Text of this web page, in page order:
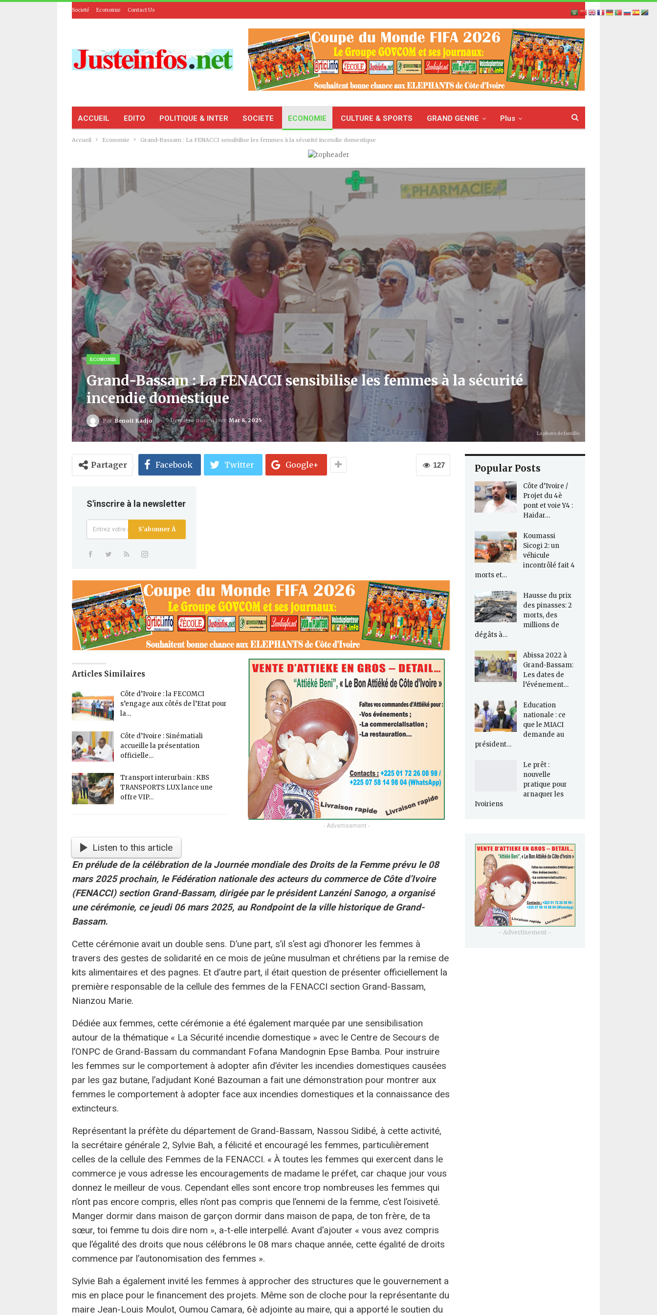
Societé Economie Contact Us
ACCUEIL EDITO POLITIQUE & INTER SOCIETE ECONOMIE CULTURE & SPORTS GRAND GENRE Plus
Accueil Economie Grand-Bassam : La FENACCI sensibilise les femmes à la sécurité incendie domestique
ECONOMIE
Grand-Bassam : La FENACCI sensibilise les femmes à la sécurité
incendie domestique
Par Benoit Kadjo Dernière mise à jour Mar 8, 2025
La photo de famille.
127
Partager Facebook Twitter Google+
S'inscrire à la newsletter
S'abonner À
Articles Similaires
Côte d’Ivoire : la FECOMCI
s’engage aux côtés de l’Etat pour
la…
Côte d’Ivoire : Sinématiali
accueille la présentation
officielle…
Transport interurbain : KBS
TRANSPORTS LUX lance une
offre VIP…
- Advertisement -
Listen to this article
En prélude de la célébration de la Journée mondiale des Droits de la Femme prévu le 08
mars 2025 prochain, le Fédération nationale des acteurs du commerce de Côte d’Ivoire
(FENACCI) section Grand-Bassam, dirigée par le président Lanzéni Sanogo, a organisé
une cérémonie, ce jeudi 06 mars 2025, au Rondpoint de la ville historique de Grand-
Bassam.
Cette cérémonie avait un double sens. D’une part, s’il s’est agi d’honorer les femmes à
travers des gestes de solidarité en ce mois de jeûne musulman et chrétiens par la remise de
kits alimentaires et des pagnes. Et d’autre part, il était question de présenter officiellement la
première responsable de la cellule des femmes de la FENACCI section Grand-Bassam,
Nianzou Marie.
Dédiée aux femmes, cette cérémonie a été également marquée par une sensibilisation
autour de la thématique « La Sécurité incendie domestique » avec le Centre de Secours de
l’ONPC de Grand-Bassam du commandant Fofana Mandognin Epse Bamba. Pour instruire
les femmes sur le comportement à adopter afin d’éviter les incendies domestiques causées
par les gaz butane, l’adjudant Koné Bazouman a fait une démonstration pour montrer aux
femmes le comportement à adopter face aux incendies domestiques et la connaissance des
extincteurs.
Représentant la préfète du département de Grand-Bassam, Nassou Sidibé, à cette activité,
la secrétaire générale 2, Sylvie Bah, a félicité et encouragé les femmes, particulièrement
celles de la cellule des Femmes de la FENACCI. « À toutes les femmes qui exercent dans le
commerce je vous adresse les encouragements de madame le préfet, car chaque jour vous
donnez le meilleur de vous. Cependant elles sont encore trop nombreuses les femmes qui
n’ont pas encore compris, elles n’ont pas compris que l’ennemi de la femme, c’est l’oisiveté.
Manger dormir dans maison de garçon dormir dans maison de papa, de ton frère, de ta
sœur, toi femme tu dois dire nom », a-t-elle interpellé. Avant d’ajouter « vous avez compris
que l’égalité des droits que nous célébrons le 08 mars chaque année, cette égalité de droits
commence par l’autonomisation des femmes ».
Sylvie Bah a également invité les femmes à approcher des structures que le gouvernement a
mis en place pour le financement des projets. Même son de cloche pour la représentante du
maire Jean-Louis Moulot, Oumou Camara, 6è adjointe au maire, qui a apporté le soutien du
Popular Posts
Côte d’Ivoire /
Projet du 4è
pont et voie Y4 :
Haidar…
Koumassi
Sicogi 2: un
véhicule
incontrôlé fait 4
morts et…
Hausse du prix
des pinasses: 2
morts, des
millions de
dégâts à…
Abissa 2022 à
Grand-Bassam:
Les dates de
l’événement…
Education
nationale : ce
que le MIACI
demande au
président…
Le prêt :
nouvelle
pratique pour
arnaquer les
Ivoiriens
- Advertisement -